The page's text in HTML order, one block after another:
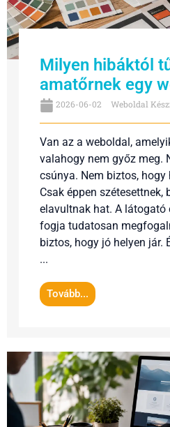
Milyen hibáktól
amatőrnek egy
2026-06-02 Weboldal
Van az a weboldal,
valahogy nem győz meg.
csúnya. Nem biztos,
Csak éppen
elavultnak hat. A látogató
fogja tudatosan
biztos, hogy jó helyen jár.
...
Tovább...